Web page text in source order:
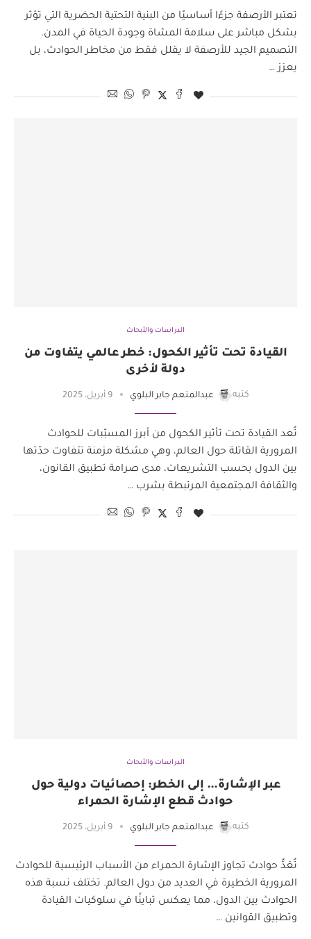
تعتبر الأرصفة جزءًا أساسيًا من البنية التحتية الحضرية التي تؤثر
بشكل مباشر على سلامة المشاة وجودة الحياة في المدن.
التصميم الجيد للأرصفة لا يقلل فقط من مخاطر الحوادث، بل
يعزز …
الدراسات والأبحاث
القيادة تحت تأثير الكحول: خطر عالمي يتفاوت من
دولة لأخرى
كتبه عبدالمنعم جابر البلوي 9 أبريل، 2025
تُعد القيادة تحت تأثير الكحول من أبرز المسبّبات للحوادث
المرورية القاتلة حول العالم، وهي مشكلة مزمنة تتفاوت حدّتها
بين الدول بحسب التشريعات، مدى صرامة تطبيق القانون،
والثقافة المجتمعية المرتبطة بشرب …
الدراسات والأبحاث
عبر الإشارة… إلى الخطر: إحصائيات دولية حول
حوادث قطع الإشارة الحمراء
كتبه عبدالمنعم جابر البلوي 9 أبريل، 2025
تُعَدُّ حوادث تجاوز الإشارة الحمراء من الأسباب الرئيسية للحوادث
المرورية الخطيرة في العديد من دول العالم. تختلف نسبة هذه
الحوادث بين الدول، مما يعكس تباينًا في سلوكيات القيادة
وتطبيق القوانين …